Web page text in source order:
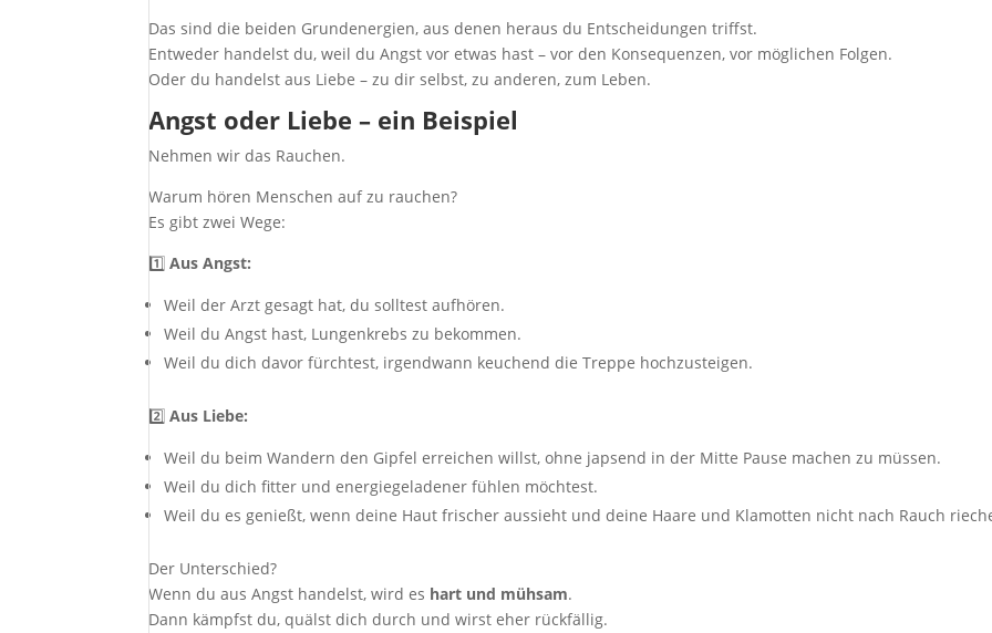
Das sind die beiden Grundenergien, aus denen heraus du Entscheidungen triffst.
Entweder handelst du, weil du Angst vor etwas hast – vor den Konsequenzen, vor möglichen Folgen.
Oder du handelst aus Liebe – zu dir selbst, zu anderen, zum Leben.
Angst oder Liebe – ein Beispiel
Nehmen wir das Rauchen.
Warum hören Menschen auf zu rauchen?
Es gibt zwei Wege:
1️⃣Aus Angst:
Weil der Arzt gesagt hat, du solltest aufhören.
Weil du Angst hast, Lungenkrebs zu bekommen.
Weil du dich davor fürchtest, irgendwann keuchend die Treppe hochzusteigen.
2️⃣Aus Liebe:
Weil du beim Wandern den Gipfel erreichen willst, ohne japsend in der Mitte Pause machen zu müssen.
Weil du dich fitter und energiegeladener fühlen möchtest.
Weil du es genießt, wenn deine Haut frischer aussieht und deine Haare und Klamotten nicht nach Rauch
Der Unterschied?
Wenn du aus Angst handelst, wird es hart und mühsam.
Dann kämpfst du, quälst dich durch und wirst eher rückfällig.